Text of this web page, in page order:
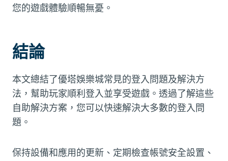
您的遊戲體驗順暢無憂。
結論
本文總結了優塔娛樂城常見的登入問題及解決方
法，幫助玩家順利登入並享受遊戲。透過了解這些
自助解決方案，您可以快速解決大多數的登入問
題。
保持設備和應用的更新、定期檢查帳號安全設置、